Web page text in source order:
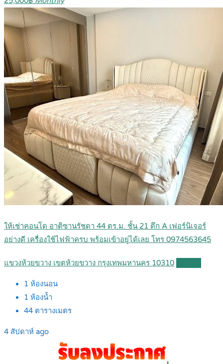
ให้เช่าคอนโด อาติซานรัชดา 44 ตร.ม. ชั้น 21 ตึก A เฟอร์นิเจอร์
อย่างดี เครื่องใช้ไฟฟ้าครบ พร้อมเข้าอยู่ได้เลย โทร 0974563645
แขวงห้วยขวาง เขตห้วยขวาง กรุงเทพมหานคร 10310
1 ห้องนอน
1 ห้องน้ำ
44 ตารางเมตร
4 สัปดาห์ ago